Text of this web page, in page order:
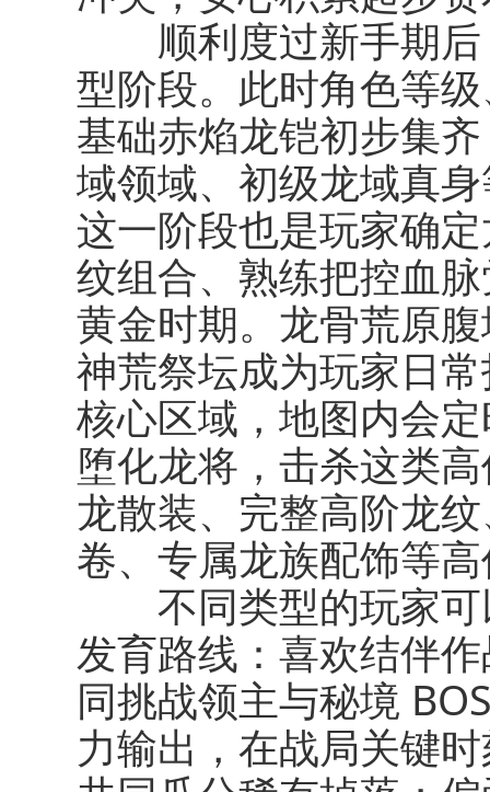
顺利度过新手期后
型阶段。此时角色等
基础赤焰龙铠初步集
域领域、初级龙域真
这一阶段也是玩家确
纹组合、熟练把控血
黄金时期。龙骨荒原
神荒祭坛成为玩家日
核心区域，地图内会
堕化龙将，击杀这类
龙散装、完整高阶龙
卷、专属龙族配饰等
不同类型的玩家可
发育路线：喜欢结伴
同挑战领主与秘境
力输出，在战局关键